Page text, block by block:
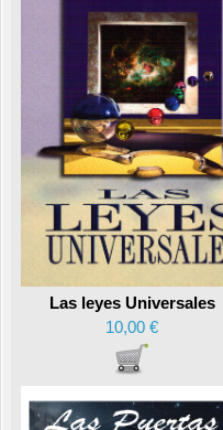
Las leyes Universales
10,00 €